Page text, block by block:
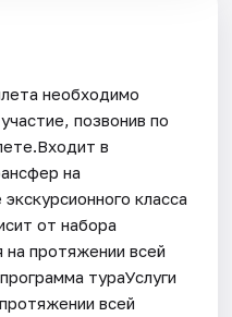
необходимо
позвонив по
в
на
класса
от набора
на протяжении всей
тураУслуги
всей